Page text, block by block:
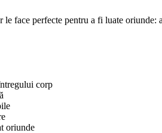
face perfecte pentru a fi luate
corp
oriunde